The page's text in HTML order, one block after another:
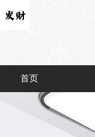
首页